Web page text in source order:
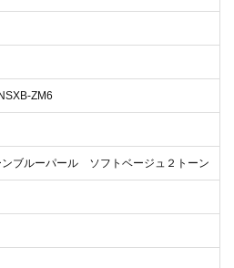
ZM6
ンブルーパール ソフトベージュ２トーン